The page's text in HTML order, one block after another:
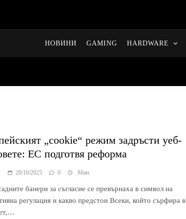
НОВИНИ GAMING HARDWARE
„cookie“ режим задръсти уеб-
ЕС подготвя реформа
20/10/2025 0 Мин.
банери за съгласие се превърнаха в символ на
регулация и какво предстои Всеки, който сърфира в